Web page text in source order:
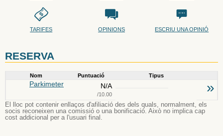
TARIFES OPINIONS ESCRIU UNA OPINIÓ
RESERVA
Nom Puntuació Tipus
Parkimeter N/A
/10.00 »
El lloc pot contenir enllaços d'afiliació des dels quals, normalment, els
socis reconeixen una comissió o una bonificació. Això no implica cap
cost addicional per a l'usuari final.